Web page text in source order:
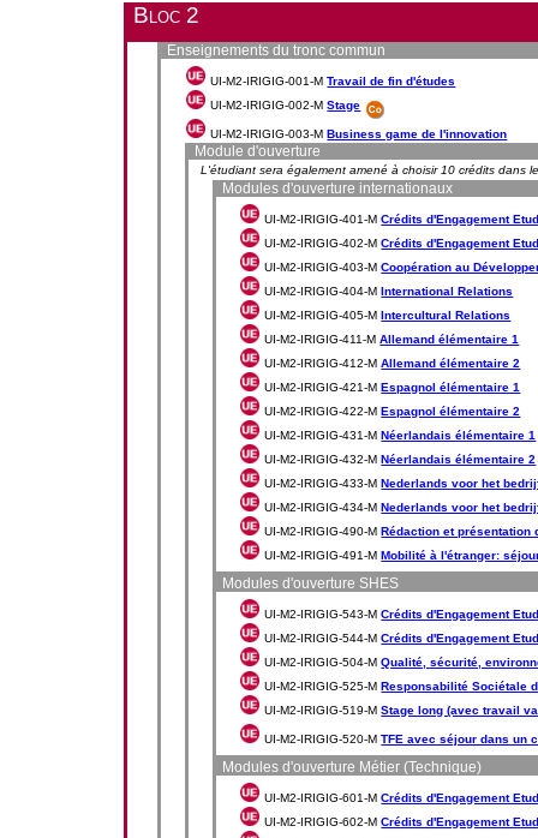
Bloc 2
Enseignements du tronc commun
UI-M2-IRIGIG-001-MTravail de fin d'études
UI-M2-IRIGIG-002-MStage
UI-M2-IRIGIG-003-MBusiness game de l'innovation
Module d'ouverture
L'étudiant sera également amené à choisir 10 crédits dans
Modules d'ouverture internationaux
UI-M2-IRIGIG-401-MCrédits d'Engagement
UI-M2-IRIGIG-402-MCrédits d'Engagement
UI-M2-IRIGIG-403-MCoopération au
UI-M2-IRIGIG-404-MInternational Relations
UI-M2-IRIGIG-405-MIntercultural Relations
UI-M2-IRIGIG-411-MAllemand élémentaire 1
UI-M2-IRIGIG-412-MAllemand élémentaire 2
UI-M2-IRIGIG-421-MEspagnol élémentaire 1
UI-M2-IRIGIG-422-MEspagnol élémentaire 2
UI-M2-IRIGIG-431-MNéerlandais élémentaire 1
UI-M2-IRIGIG-432-MNéerlandais élémentaire 2
UI-M2-IRIGIG-433-MNederlands voor het
UI-M2-IRIGIG-434-MNederlands voor het
UI-M2-IRIGIG-490-MRédaction et présentation
UI-M2-IRIGIG-491-MMobilité à l'étranger:
Modules d'ouverture SHES
UI-M2-IRIGIG-543-MCrédits d'Engagement
UI-M2-IRIGIG-544-MCrédits d'Engagement
UI-M2-IRIGIG-504-MQualité, sécurité,
UI-M2-IRIGIG-525-MResponsabilité Sociétale
UI-M2-IRIGIG-519-MStage long (avec travail
UI-M2-IRIGIG-520-MTFE avec séjour dans un
Modules d'ouverture Métier (Technique)
UI-M2-IRIGIG-601-MCrédits d'Engagement
UI-M2-IRIGIG-602-MCrédits d'Engagement